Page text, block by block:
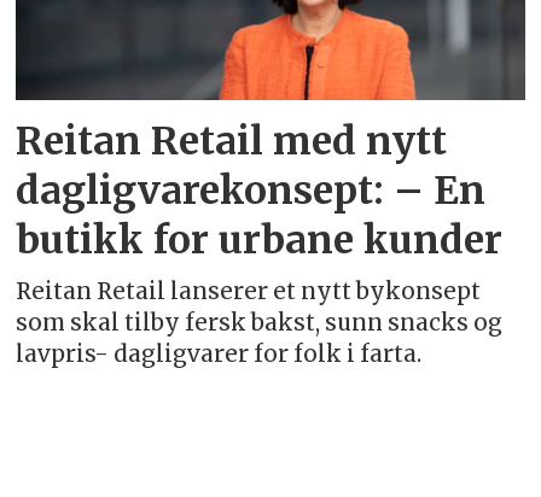
Reitan Retail med nytt
dagligvarekonsept: – En
butikk for urbane kunder
Reitan Retail lanserer et nytt bykonsept
som skal tilby fersk bakst, sunn snacks og
lavpris- dagligvarer for folk i farta.